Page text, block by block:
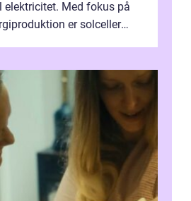
elektricitet. Med fokus på
er solceller